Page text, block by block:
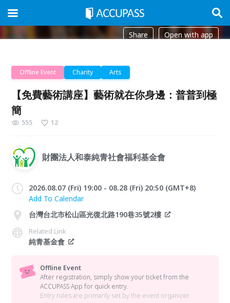
Share Open with app
Offline Event Charity Arts
【免費藝術講座】藝術就在你身邊：普普到極
簡
555 12
財團法人和泰純青社會福利基金會
2026.08.07 (Fri) 19:00 - 08.28 (Fri) 20:50 (GMT+8)
Add To Calendar
台灣台北市松山區光復北路190巷35號2樓
Related Link
純青基金會
Offline Event
After registration, simply show your ticket from the
ACCUPASS App for quick entry.
Entry rules are primarily set by the event organizer.